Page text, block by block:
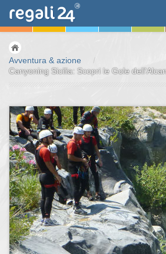
Avventura & azione
/
Canyoning Sicilia: Scopri le Gole